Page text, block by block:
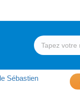
Sébastien